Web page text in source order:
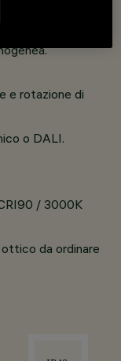
ad elevata
e rotazione di
o DALI.
/ 3000K
da ordinare